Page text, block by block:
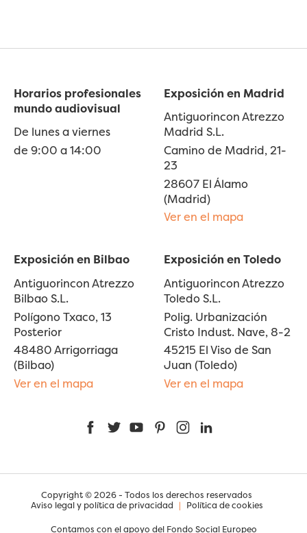
Horarios profesionales
mundo audiovisual
De lunes a viernes
de 9:00 a 14:00
Exposición en Madrid
Antiguorincon Atrezzo
Madrid S.L.
Camino de Madrid, 21-
23
28607 El Álamo
(Madrid)
Ver en el mapa
Exposición en Bilbao
Antiguorincon Atrezzo
Bilbao S.L.
Polígono Txaco, 13
Posterior
48480 Arrigorriaga
(Bilbao)
Ver en el mapa
Exposición en Toledo
Antiguorincon Atrezzo
Toledo S.L.
Polig. Urbanización
Cristo Indust. Nave, 8-2
45215 El Viso de San
Juan (Toledo)
Ver en el mapa
FacebookTwitterYouTubePinterestInstagram
Copyright © 2026 - Todos los derechos reservados
Aviso legal y política de privacidad | Política de cookies
Contamos con el apoyo del Fondo Social Europeo